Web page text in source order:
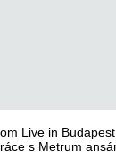
Live in
s Metrum